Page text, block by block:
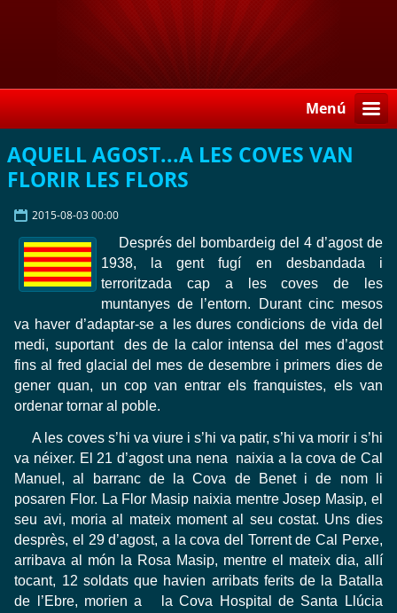
Menú
AQUELL AGOST...A LES COVES VAN
FLORIR LES FLORS
2015-08-03 00:00
Després del bombardeig del 4 d’agost de
1938, la gent fugí en desbandada i
terroritzada cap a les coves de les
muntanyes de l’entorn. Durant cinc mesos
va haver d’adaptar-se a les dures condicions de vida del
medi, suportant des de la calor intensa del mes d’agost
fins al fred glacial del mes de desembre i primers dies de
gener quan, un cop van entrar els franquistes, els van
ordenar tornar al poble.
A les coves s’hi va viure i s’hi va patir, s’hi va morir i s’hi
va néixer. El 21 d’agost una nena naixia a la cova de Cal
Manuel, al barranc de la Cova de Benet i de nom li
posaren Flor. La Flor Masip naixia mentre Josep Masip, el
seu avi, moria al mateix moment al seu costat. Uns dies
desprès, el 29 d’agost, a la cova del Torrent de Cal Perxe,
arribava al món la Rosa Masip, mentre el mateix dia, allí
tocant, 12 soldats que havien arribats ferits de la Batalla
de l’Ebre, morien a la Cova Hospital de Santa Llúcia